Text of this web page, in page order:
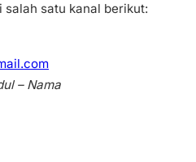
salah satu kanal berikut:
– Nama